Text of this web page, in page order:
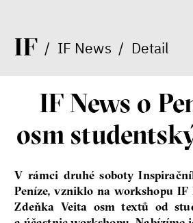
IF/ IF News / Detail
IF News o
osm
V rámci druhé soboty
Peníze, vzniklo na workshopu IF
Zdeňka Veita osm textů od